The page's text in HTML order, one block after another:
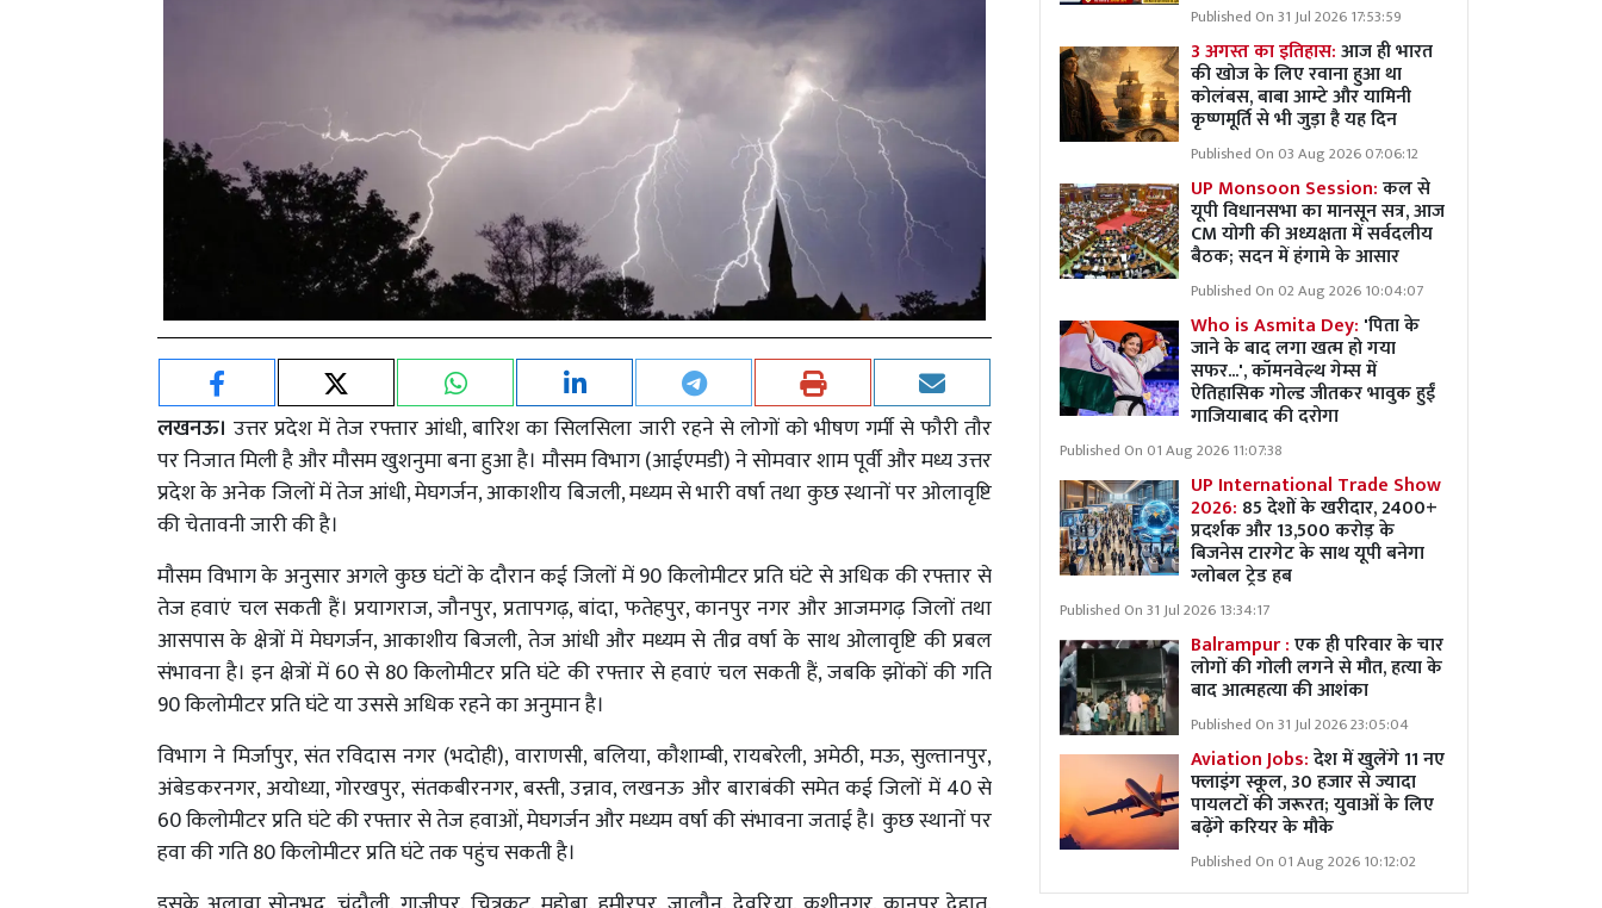
लखनऊ।उत्तर प्रदेश में तेज रफ्तार आंधी, बारिश का सिलसिला जारी रहने से लोगों को भीषण गर्मी से फौरी तौर
पर निजात मिली है और मौसम खुशनुमा बना हुआ है। मौसम विभाग (आईएमडी) ने सोमवार शाम पूर्वी और मध्य उत्तर
प्रदेश के अनेक जिलों में तेज आंधी, मेघगर्जन, आकाशीय बिजली, मध्यम से भारी वर्षा तथा कुछ स्थानों पर ओलावृष्टि
की चेतावनी जारी की है।
मौसम विभाग के अनुसार अगले कुछ घंटों के दौरान कई जिलों में 90 किलोमीटर प्रति घंटे से अधिक की रफ्तार से
तेज हवाएं चल सकती हैं। प्रयागराज, जौनपुर, प्रतापगढ़, बांदा, फतेहपुर, कानपुर नगर और आजमगढ़ जिलों तथा
आसपास के क्षेत्रों में मेघगर्जन, आकाशीय बिजली, तेज आंधी और मध्यम से तीव्र वर्षा के साथ ओलावृष्टि की प्रबल
संभावना है। इन क्षेत्रों में 60 से 80 किलोमीटर प्रति घंटे की रफ्तार से हवाएं चल सकती हैं, जबकि झोंकों की गति
90 किलोमीटर प्रति घंटे या उससे अधिक रहने का अनुमान है।
विभाग ने मिर्जापुर, संत रविदास नगर (भदोही), वाराणसी, बलिया, कौशाम्बी, रायबरेली, अमेठी, मऊ, सुल्तानपुर,
अंबेडकरनगर, अयोध्या, गोरखपुर, संतकबीरनगर, बस्ती, उन्नाव, लखनऊ और बाराबंकी समेत कई जिलों में 40 से
60 किलोमीटर प्रति घंटे की रफ्तार से तेज हवाओं, मेघगर्जन और मध्यम वर्षा की संभावना जताई है। कुछ स्थानों पर
हवा की गति 80 किलोमीटर प्रति घंटे तक पहुंच सकती है।
Published On 31 Jul 2026 17:53:59
3 अगस्त का इतिहास:आज ही भारत
की खोज के लिए रवाना हुआ था
कोलंबस, बाबा आम्टे और यामिनी
कृष्णमूर्ति से भी जुड़ा है यह दिन
Published On 03 Aug 2026 07:06:12
UP Monsoon Session:कल से
यूपी विधानसभा का मानसून सत्र, आज
CM योगी की अध्यक्षता में सर्वदलीय
बैठक; सदन में हंगामे के आसार
Published On 02 Aug 2026 10:04:07
Who is Asmita Dey: 'पिता के
जाने के बाद लगा खत्म हो गया
सफर...', कॉमनवेल्थ गेम्स में
ऐतिहासिक गोल्ड जीतकर भावुक हुईं
गाजियाबाद की दरोगा
Published On 01 Aug 2026 11:07:38
UP International Trade Show
2026: 85 देशों के खरीदार, 2400+
प्रदर्शक और 13,500 करोड़ के
बिजनेस टारगेट के साथ यूपी बनेगा
ग्लोबल ट्रेड हब
Published On 31 Jul 2026 13:34:17
Balrampur :एक ही परिवार के चार
लोगों की गोली लगने से मौत, हत्या के
बाद आत्महत्या की आशंका
Published On 31 Jul 2026 23:05:04
Aviation Jobs:देश में खुलेंगे 11 नए
फ्लाइंग स्कूल, 30 हजार से ज्यादा
पायलटों की जरूरत; युवाओं के लिए
बढ़ेंगे करियर के मौके
Published On 01 Aug 2026 10:12:02